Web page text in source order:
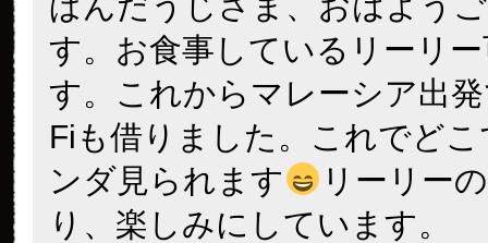
す。お食事しているリーリ
す。これからマレーシア出
Fiも借りました。これでど
ンダ見られます
リーリー
り、楽しみにしています。